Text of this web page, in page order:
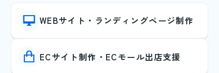
WEBサイト・ランディングページ制作
ECサイト制作・ECモール出店支援